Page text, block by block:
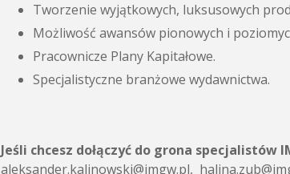
Tworzenie wyjątkowych, luksusowych
Możliwość awansów pionowych i
Pracownicze Plany Kapitałowe.
Specjalistyczne branżowe wydawnictwa.
Jeśli chcesz dołączyć do grona specjalistów
aleksander.kalinowski@imgw.pl,